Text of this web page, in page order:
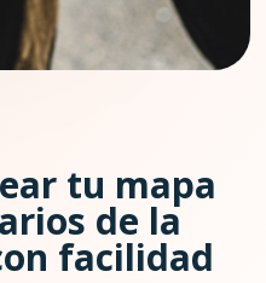
tu mapa
de la
facilidad